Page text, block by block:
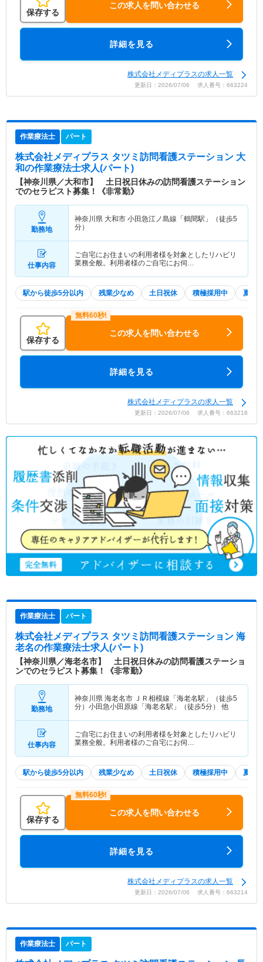
保存する
この求人を問い合わせる
詳細を見る
株式会社メディプラスの求人一覧
更新日：2026/07/06 求人番号：663224
作業療法士 パート
株式会社メディプラス タツミ訪問看護ステーション 大
和の作業療法士求人(パート)
【神奈川県／大和市】 土日祝日休みの訪問看護ステーション
でのセラピスト募集！《非常勤》
勤務地
神奈川県 大和市 小田急江ノ島線「鶴間駅」（徒歩5
分）
仕事内容
ご自宅にお住まいの利用者様を対象としたリハビリ
業務全般。利用者様のご自宅にお伺…
駅から徒歩5分以内 残業少なめ 土日祝休 積極採用中 夏～
保存する
この求人を問い合わせる
詳細を見る
株式会社メディプラスの求人一覧
更新日：2026/07/06 求人番号：663218
作業療法士 パート
株式会社メディプラス タツミ訪問看護ステーション 海
老名の作業療法士求人(パート)
【神奈川県／海老名市】 土日祝日休みの訪問看護ステーショ
ンでのセラピスト募集！《非常勤》
勤務地
神奈川県 海老名市 ＪＲ相模線「海老名駅」（徒歩5
分）小田急小田原線「海老名駅」（徒歩5分） 他
仕事内容
ご自宅にお住まいの利用者様を対象としたリハビリ
業務全般。利用者様のご自宅にお伺…
駅から徒歩5分以内 残業少なめ 土日祝休 積極採用中 夏～
保存する
この求人を問い合わせる
詳細を見る
株式会社メディプラスの求人一覧
更新日：2026/07/06 求人番号：663214
作業療法士 パート